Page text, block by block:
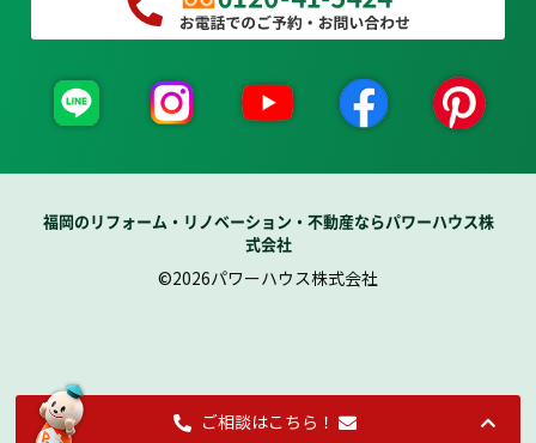
ご相談はこちら！
福岡のリフォーム・リノベーション・不動産ならパワーハウス株
式会社
©2026パワーハウス株式会社